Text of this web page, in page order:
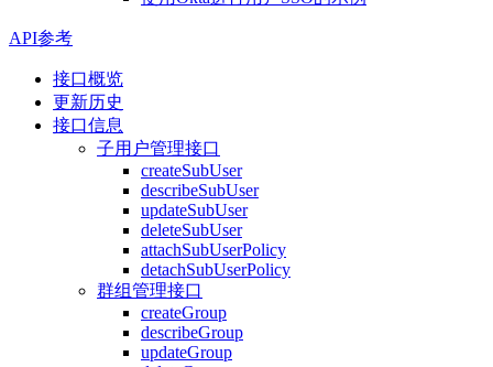
API参考
接口概览
更新历史
接口信息
子用户管理接口
createSubUser
describeSubUser
updateSubUser
deleteSubUser
attachSubUserPolicy
detachSubUserPolicy
群组管理接口
createGroup
describeGroup
updateGroup